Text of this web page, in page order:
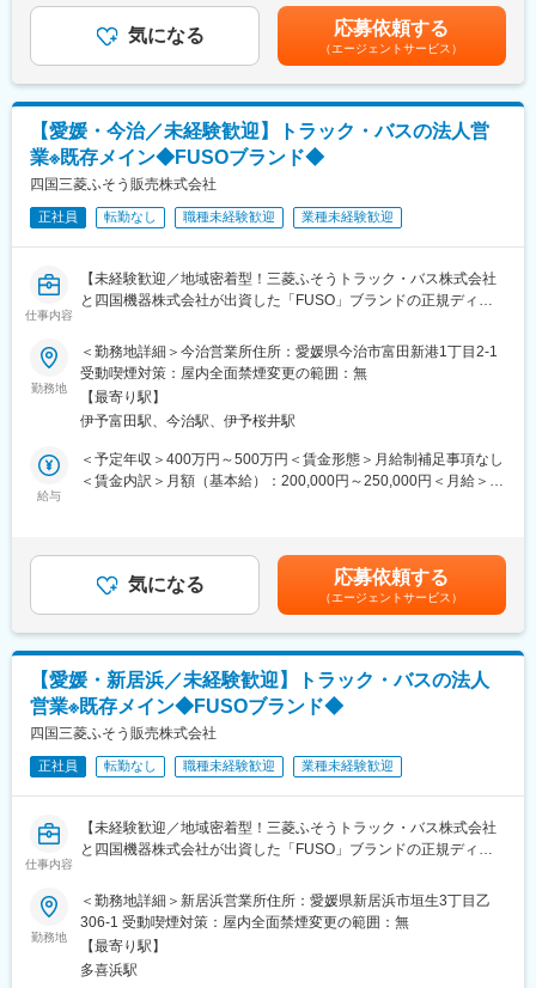
お客様（メインは運送業者）からトラック等の仕様の相談を頂い
た際に、ヒアリングを行いながらどういったカスタマイズができ
また図面の設計等は製造元メーカーにて行っているため、専門的
な知識は必要ありません。納品後もアフターフォローを行って頂
きますが、故障やメンテナンスなど技術的な部分は専任の整備担
当が別途対応する形となります。
■一日の流れ：
メール整理や資料準備（8時45分～10時）→納入先へのフォロー
訪問2～3件程度（10時～12時）→昼食（12時～13時）→紹介い
ただいたお客様への提案（13時～16時）→翌日の訪問準備（16時
～17時）→就業（18時以降）
※スケジュール管理については、社員一人ひとりの裁量に任せてお
■職務のミッション：
当社の取扱製品は、お客様にとって非常に重要な商売道具です。
お客様に最も適したトラックやバス、漁船などの提案のみなら
ず、特殊なオプションの搭載や、カスタムの提案を行うことで、
供し、更なる信頼関係の構築に繋げることがミッションです。
年2回※過去実績4ヶ月分■営業職のモデル年収（諸手当・賞与を含
む）：・36歳…年収460万円賃金はあくまでも目安の金額であ
り、選考を通じて上下する可能性があります。月給(月額)は固定手
当を含めた表記です。
気になる 応募依頼する
（エージェントサービス）
【愛媛・今治／未経験歓迎】トラック・バスの法人営
業※既存メイン◆FUSOブランド◆
四国三菱ふそう販売株式会社
正社員 転勤なし 職種未経験歓迎 業種未経験歓迎
仕事内容
【未経験歓迎／地域密着型！三菱ふそうトラック・バス株式会社
と四国機器株式会社が出資した「FUSO」ブランドの正規ディー
能な環境です／転勤なし】
■業務概要：
同社にて法人のお客様向けに自動車（主に1.5トン～大型までのト
ラック・バス）の提案からアフターフォローまで定期的なヒアリ
ング、アフターフォローを担当いただきます。
・お客様への定期的なヒアリング
お客様（メインは運送業者）からトラック等の仕様の相談を頂い
た際に、ヒアリングを行いながらどういったカスタマイズができ
また図面の設計等は製造元メーカーにて行っているため、専門的
な知識は必要ありません。納品後もアフターフォローを行って頂
きますが、故障やメンテナンスなど技術的な部分は専任の整備担
当が別途対応する形となります。
■一日の流れ：
メール整理や資料準備（8時45分～10時）→納入先へのフォロー
訪問2～3件程度（10時～12時）→昼食（12時～13時）→紹介い
ただいたお客様への提案（13時～16時）→翌日の訪問準備（16時
～17時）→就業（18時以降）
※スケジュール管理については、社員一人ひとりの裁量に任せてお
■職務のミッション：
当社の取扱製品は、お客様にとって非常に重要な商売道具です。
お客様に最も適したトラックやバス、漁船などの提案のみなら
ず、特殊なオプションの搭載や、カスタムの提案を行うことで、
勤務地
＜勤務地詳細＞今治営業所住所：愛媛県今治市富田新港1丁目2-1
受動喫煙対策：屋内全面禁煙変更の範囲：無
【最寄り駅】
伊予富田駅、今治駅、伊予桜井駅
給与
＜予定年収＞400万円～500万円＜賃金形態＞月給制補足事項なし
＜賃金内訳＞月額（基本給）：200,000円～250,000円＜月給＞
年2回※過去実績4ヶ月分■営業職のモデル年収（諸手当・賞与を含
む）：・36歳…年収460万円賃金はあくまでも目安の金額であ
り、選考を通じて上下する可能性があります。月給(月額)は固定手
当を含めた表記です。
気になる 応募依頼する
（エージェントサービス）
【愛媛・新居浜／未経験歓迎】トラック・バスの法人
営業※既存メイン◆FUSOブランド◆
四国三菱ふそう販売株式会社
正社員 転勤なし 職種未経験歓迎 業種未経験歓迎
仕事内容
【未経験歓迎／地域密着型！三菱ふそうトラック・バス株式会社
と四国機器株式会社が出資した「FUSO」ブランドの正規ディー
能な環境です／転勤なし】
■業務概要：
同社にて法人のお客様向けに自動車（主に1.5トン～大型までのト
ラック・バス）の提案からアフターフォローまで定期的なヒアリ
勤務地
＜勤務地詳細＞新居浜営業所住所：愛媛県新居浜市垣生3丁目乙
306-1 受動喫煙対策：屋内全面禁煙変更の範囲：無
【最寄り駅】
多喜浜駅